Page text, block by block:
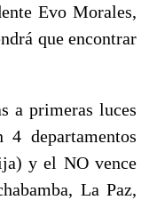
Evo Morales,
que encontrar
a primeras luces
departamentos
y el NO vence
La Paz,